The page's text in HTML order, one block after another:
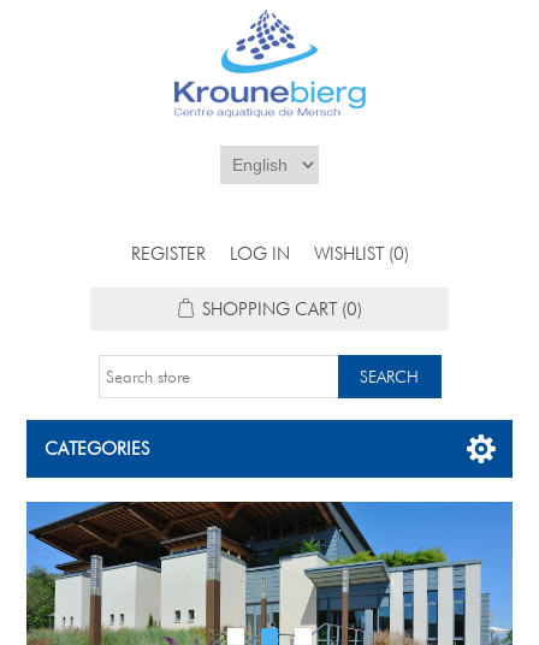
REGISTER LOG IN WISHLIST (0)
SHOPPING CART (0)
CATEGORIES